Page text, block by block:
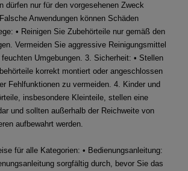
dürfen nur für den vorgesehenen Zweck
Anwendungen können Schäden
• Reinigen Sie Zubehörteile nur gemäß den
Vermeiden Sie aggressive Reinigungsmittel
Umgebungen. 3. Sicherheit: • Stellen
korrekt montiert oder angeschlossen
Fehlfunktionen zu vermeiden. 4. Kinder und
insbesondere Kleinteile, stellen eine
und sollten außerhalb der Reichweite von
aufbewahrt werden.
für alle Kategorien: • Bedienungsanleitung:
sorgfältig durch, bevor Sie das